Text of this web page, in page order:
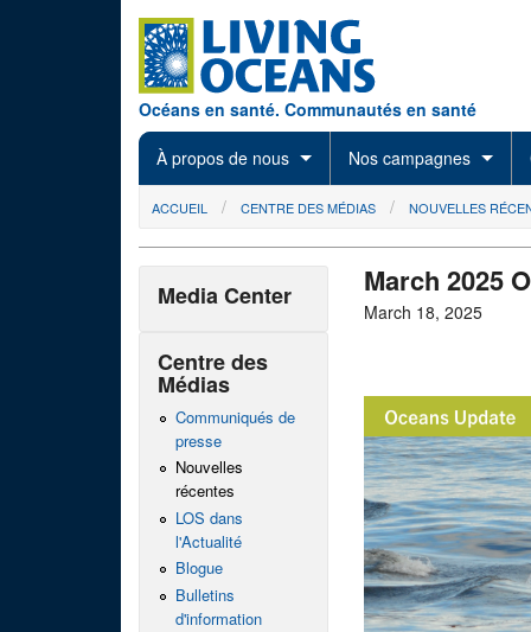
Océans en santé. Communautés en santé
À propos de nous Nos campagnes
You are here
ACCUEIL CENTRE DES MÉDIAS NOUVELLES
March 2025
March 18, 2025
Media Center
Centre des
Médias
Communiqués de
presse
Nouvelles
récentes
LOS dans
l'Actualité
Blogue
Bulletins
d'information